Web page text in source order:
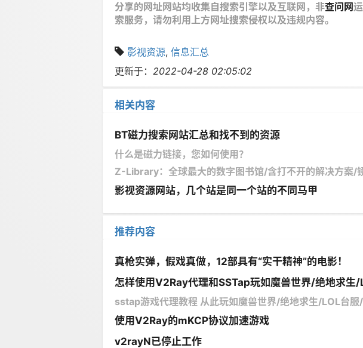
分享的网址网站均收集自搜索引擎以及互联网，非查问网运
索服务，请勿利用上方网址搜索侵权以及违规内容。
影视资源, 信息汇总
更新于： 2022-04-28 02:05:02
相关内容
BT磁力搜索网站汇总和找不到的资源
什么是磁力链接，您如何使用？
Z-Library：全球最大的数字图书馆/含打不开的解决方案/
影视资源网站，几个站是同一个站的不同马甲
推荐内容
真枪实弹，假戏真做，12部具有“实干精神”的电影！
怎样使用V2Ray代理和SSTap玩如魔兽世界/绝地求
sstap游戏代理教程 从此玩如魔兽世界/绝地求生/LOL台
使用V2Ray的mKCP协议加速游戏
v2rayN已停止工作